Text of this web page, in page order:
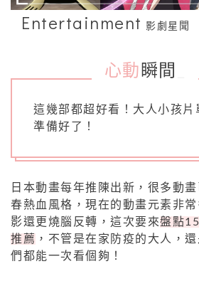
Entertainment 影劇星聞
心動 瞬間
這幾部都超好看！大人小孩片
準備好了！
日本動畫每年推陳出新，很多動
春熱血風格，現在的動畫元素非
影還更燒腦反轉，這次要來盤點
推薦 ，不管是在家防疫的大人，
們都能一次看個夠！